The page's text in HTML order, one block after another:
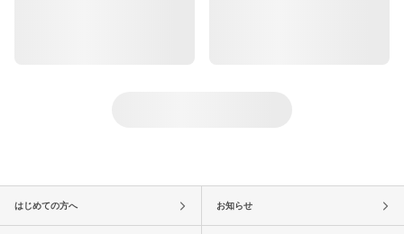
はじめての方へ お知らせ